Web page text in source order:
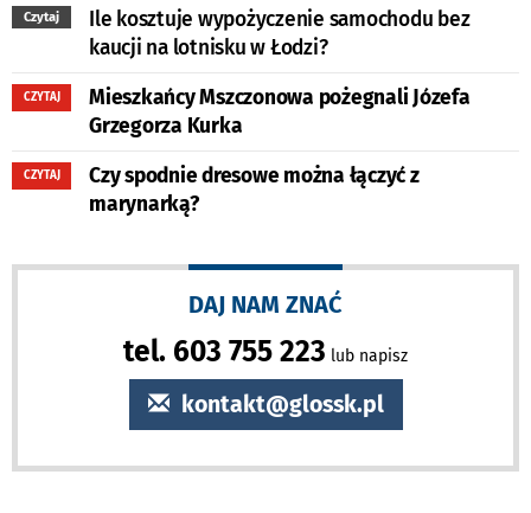
Czytaj
Ile kosztuje wypożyczenie samochodu bez
kaucji na lotnisku w Łodzi?
CZYTAJ
Mieszkańcy Mszczonowa pożegnali Józefa
Grzegorza Kurka
CZYTAJ
Czy spodnie dresowe można łączyć z
marynarką?
DAJ NAM ZNAĆ
tel. 603 755 223 lub napisz
kontakt@glossk.pl